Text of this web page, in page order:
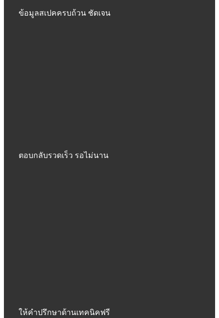
ข้อมูลสเปคครบถ้วน ชัดเจน
ตอบกลับรวดเร็ว รอไม่นาน
ให้คำปรึกษาด้านเทคนิคฟรี